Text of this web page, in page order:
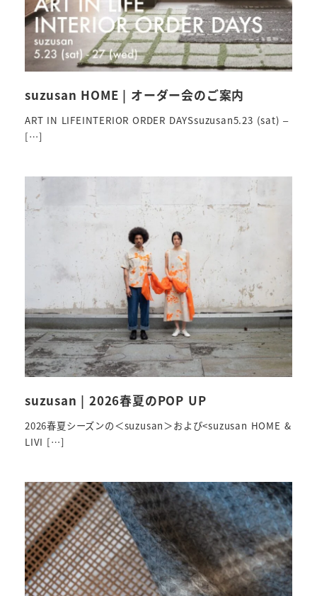
suzusan HOME | オーダー会のご案内
ART IN LIFEINTERIOR ORDER DAYSsuzusan5.23 (sat) –
[…]
suzusan | 2026春夏のPOP UP
2026春夏シーズンの＜suzusan＞および<suzusan HOME &
LIVI […]